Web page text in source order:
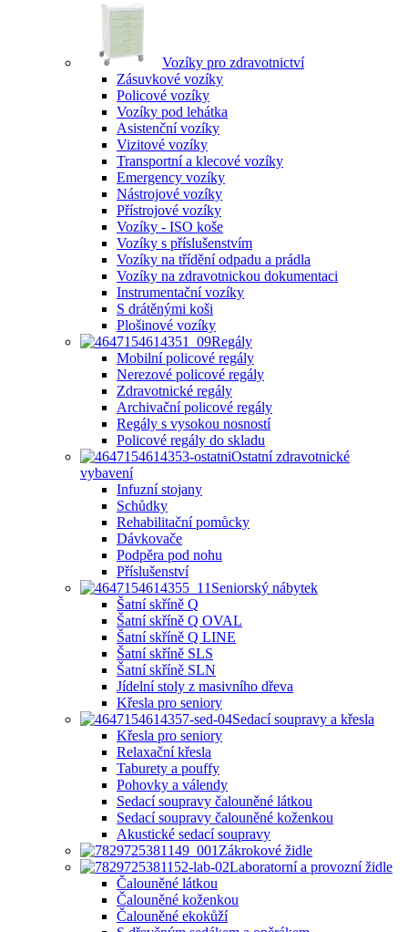
Vozíky pro zdravotnictví
Zásuvkové vozíky
Policové vozíky
Vozíky pod lehátka
Asistenční vozíky
Vizitové vozíky
Transportní a klecové vozíky
Emergency vozíky
Nástrojové vozíky
Přístrojové vozíky
Vozíky - ISO koše
Vozíky s příslušenstvím
Vozíky na třídění odpadu a prádla
Vozíky na zdravotnickou dokumentaci
Instrumentační vozíky
S drátěnými koši
Plošinové vozíky
Regály
Mobilní policové regály
Nerezové policové regály
Zdravotnické regály
Archivační policové regály
Regály s vysokou nosností
Policové regály do skladu
Ostatní zdravotnické
vybavení
Infuzní stojany
Schůdky
Rehabilitační pomůcky
Dávkovače
Podpěra pod nohu
Příslušenství
Seniorský nábytek
Šatní skříně Q
Šatní skříně Q OVAL
Šatní skříně Q LINE
Šatní skříně SLS
Šatní skříně SLN
Jídelní stoly z masivního dřeva
Křesla pro seniory
Sedací soupravy a křesla
Křesla pro seniory
Relaxační křesla
Taburety a pouffy
Pohovky a válendy
Sedací soupravy čalouněné látkou
Sedací soupravy čalouněné koženkou
Akustické sedací soupravy
Zákrokové židle
Laboratorní a provozní židle
Čalouněné látkou
Čalouněné koženkou
Čalouněné ekokůží